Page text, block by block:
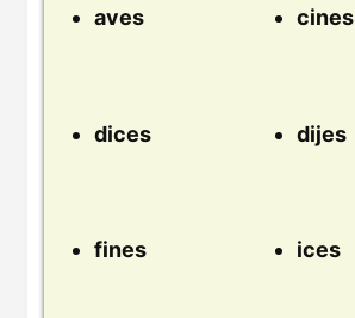
aves cines
dices dijes
fines ices